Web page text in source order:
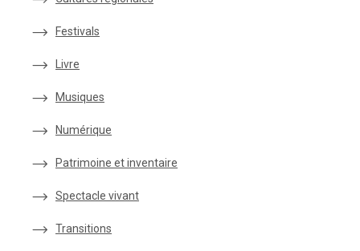
Festivals
Livre
Musiques
Numérique
Patrimoine et inventaire
Spectacle vivant
Transitions